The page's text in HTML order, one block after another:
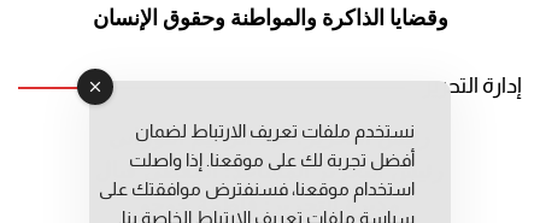
وقضايا الذاكرة والمواطنة وحقوق الإنسان
إدارة التحرير
رئيس التحرير: عبد الرحيم التوراني
رئيس التحرير المساعد: المعطي قبال
مديرة التحرير: فاطمة حوحو
نستخدم ملفات تعريف الارتباط لضمان
أفضل تجربة لك على موقعنا. إذا واصلت
استخدام موقعنا، فسنفترض موافقتك على
سياسة ملفات تعريف الارتباط الخاصة بنا.